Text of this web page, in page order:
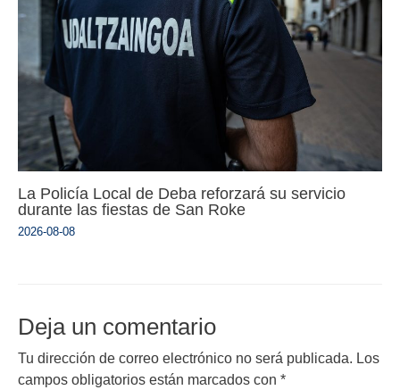
La Policía Local de Deba reforzará su servicio
durante las fiestas de San Roke
2026-08-08
Deja un comentario
Tu dirección de correo electrónico no será publicada. Los
campos obligatorios están marcados con *